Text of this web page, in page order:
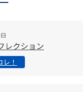
レクション
！